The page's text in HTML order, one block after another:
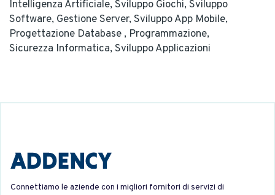
Intelligenza Artificiale, Sviluppo Giochi, Sviluppo
Software, Gestione Server, Sviluppo App Mobile,
Progettazione Database , Programmazione,
Sicurezza Informatica, Sviluppo Applicazioni
Connettiamo le aziende con i migliori fornitori di servizi di